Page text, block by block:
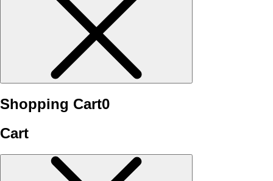
Shopping Cart0
Cart